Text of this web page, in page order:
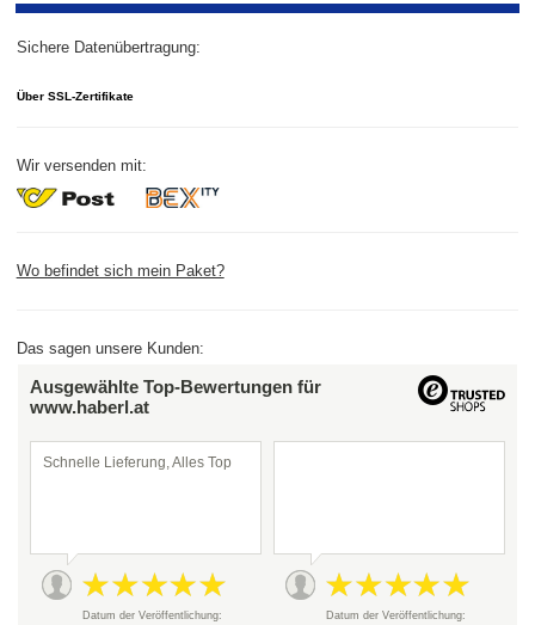
Sichere Datenübertragung:
Über SSL-Zertifikate
Wir versenden mit:
Wo befindet sich mein Paket?
Das sagen unsere Kunden:
Ausgewählte Top-Bewertungen für
www.haberl.at
Schnelle Lieferung, Alles Top
Datum der Veröffentlichung:
Datum der Veröffentlichung: